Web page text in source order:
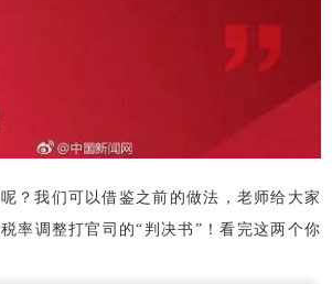
？我们可以借鉴之前的做法，老师给大家
率调整打官司的“判决书”！看完这两个你